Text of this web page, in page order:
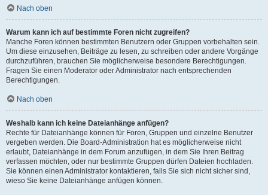
Nach oben
Warum kann ich auf bestimmte Foren nicht zugreifen?
Manche Foren können bestimmten Benutzern oder Gruppen vorbehalten sein.
Um diese einzusehen, Beiträge zu lesen, zu schreiben oder andere Vorgänge
durchzuführen, brauchen Sie möglicherweise besondere Berechtigungen.
Fragen Sie einen Moderator oder Administrator nach entsprechenden
Berechtigungen.
Nach oben
Weshalb kann ich keine Dateianhänge anfügen?
Rechte für Dateianhänge können für Foren, Gruppen und einzelne Benutzer
vergeben werden. Die Board-Administration hat es möglicherweise nicht
erlaubt, Dateianhänge in dem Forum anzufügen, in dem Sie Ihren Beitrag
verfassen möchten, oder nur bestimmte Gruppen dürfen Dateien hochladen.
Sie können einen Administrator kontaktieren, falls Sie sich nicht sicher sind,
wieso Sie keine Dateianhänge anfügen können.